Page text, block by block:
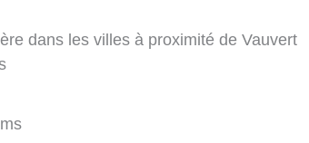
dans les villes à proximité de Vauvert